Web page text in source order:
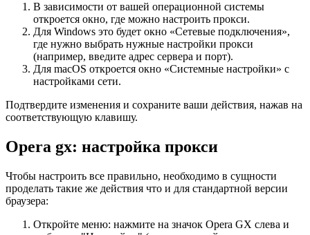
В зависимости от вашей операционной системы
откроется окно, где можно настроить прокси.
Для Windows это будет окно «Сетевые подключения»,
где нужно выбрать нужные настройки прокси
(например, введите адрес сервера и порт).
Для macOS откроется окно «Системные настройки» с
настройками сети.
Подтвердите изменения и сохраните ваши действия, нажав на
соответствующую клавишу.
Оpera gx: настройка прокси
Чтобы настроить все правильно, необходимо в сущности
проделать такие же действия что и для стандартной версии
браузера:
Откройте меню: нажмите на значок Opera GX слева и